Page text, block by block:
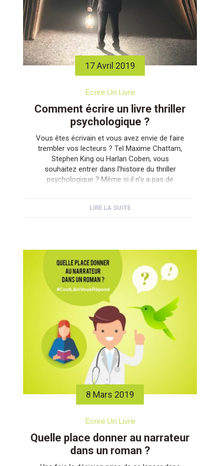
17 Avril 2019
Écrire Un Livre
Comment écrire un livre thriller
psychologique ?
Vous êtes écrivain et vous avez envie de faire
trembler vos lecteurs ? Tel Maxime Chattam,
Stephen King ou Harlan Coben, vous
souhaitez entrer dans l’histoire du thriller
psychologique ? Même si il n’y a pas de
pour écrire un livre […]
LIRE LA SUITE
8 Mars 2019
Écrire Un Livre
Quelle place donner au narrateur
dans un roman ?